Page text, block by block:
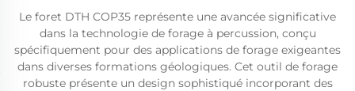
Le foret DTH COP35 représente une avancée significative
dans la technologie de forage à percussion, conçu
spécifiquement pour des applications de forage exigeantes
dans diverses formations géologiques. Cet outil de forage
robuste présente un design sophistiqué incorporant des